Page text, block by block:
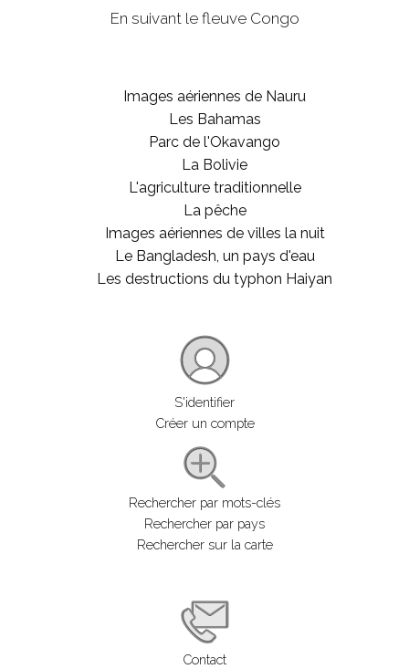
En suivant le fleuve Congo
Images aériennes de Nauru
Les Bahamas
Parc de l'Okavango
La Bolivie
L'agriculture traditionnelle
La pêche
Images aériennes de villes la nuit
Le Bangladesh, un pays d'eau
Les destructions du typhon Haiyan
S'identifier
Créer un compte
Rechercher par mots-clés
Rechercher par pays
Rechercher sur la carte
Contact